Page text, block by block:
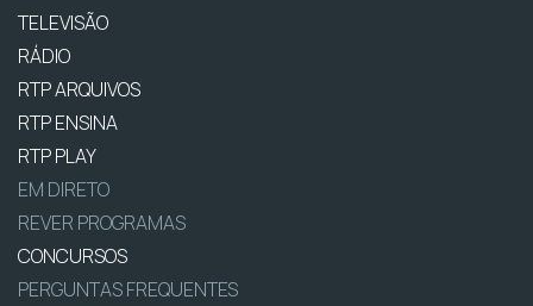
TELEVISÃO
RÁDIO
RTP ARQUIVOS
RTP ENSINA
RTP PLAY
EM DIRETO
REVER PROGRAMAS
CONCURSOS
PERGUNTAS FREQUENTES